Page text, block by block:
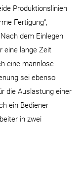
Produktionslinien
Fertigung“,
dem Einlegen
eine lange Zeit
eine mannlose
sei ebenso
die Auslastung einer
ein Bediener
in zwei